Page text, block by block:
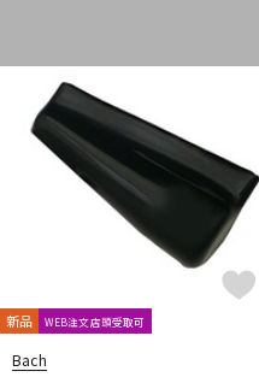
新品 WEB注文店頭受取可
Bach